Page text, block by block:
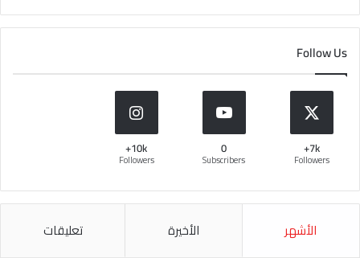
Follow Us
7k+
Followers
0
Subscribers
10k+
Followers
الأشهر الأخيرة تعليقات